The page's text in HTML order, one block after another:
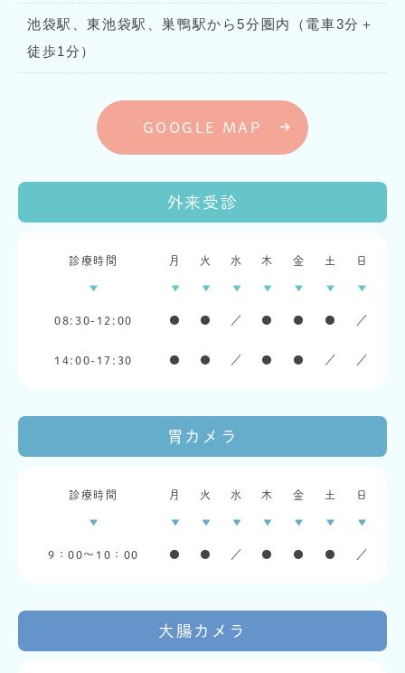
池袋駅、東池袋駅、巣鴨駅から5分圏内（電車3分＋
徒歩1分）
GOOGLE MAP
外来受診
診療時間 月 火 水 木 金 土 日
08:30-12:00 ● ● ／ ● ● ● ／
14:00-17:30 ● ● ／ ● ● ／ ／
胃カメラ
診療時間 月 火 水 木 金 土 日
9：00〜10：00 ● ● ／ ● ● ● ／
大腸カメラ